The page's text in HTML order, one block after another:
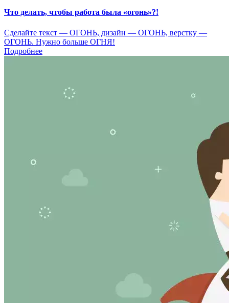
Что делать, чтобы работа была «огонь»?!
Сделайте текст — ОГОНЬ, дизайн — ОГОНЬ, верстку —
ОГОНЬ. Нужно больше ОГНЯ!
Подробнее